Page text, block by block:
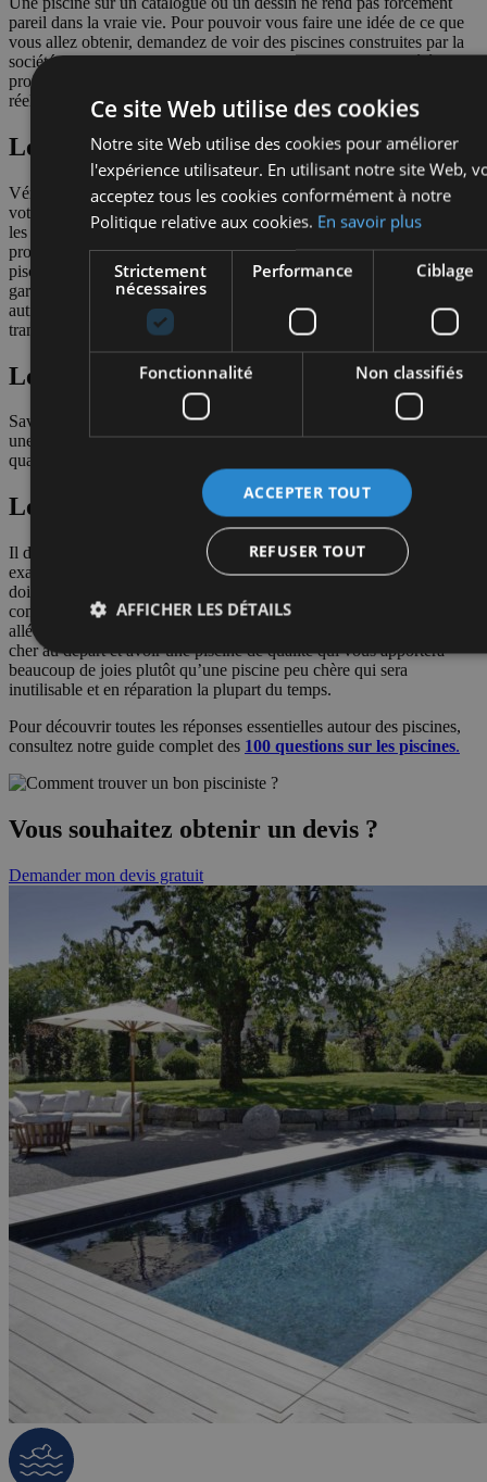
pareil dans la vraie vie. Pour pouvoir vous faire une idée de ce que
vous allez obtenir, demandez de voir des piscines construites par la
société, en vrai ou en photos. Vous pourrez observer la variété des
propositions et la qualité du produit final dans un environnement
réel.
Les garanties
Vérifiez les garanties proposées par le pisciniste. Vous voulez que
votre piscine dure longtemps et ne pas avoir à payer des réparations
les années qui suivent la construction. La garantie décennale vous
protégera des défauts possibles les dix premières années. Avec
piscine.be, la structure, l’étanchéité du bassin et les margelles sont
garanties 10 ans par Allianz. La pompe, le système de filtration et
autres accessoires sont garantis 3 ans.
Vous pouvez plonger
tranquille !
Le SAV
Savoir vers qui se tourner en cas de problème et pouvoir compter sur
une intervention rapide, c’est important. Surtout en plein mois d’août
quand tous vos enfants sont là pour les vacances !
Le devis
Il doit être précis et détaillé poste par poste pour pouvoir savoir
exactement ce que vous allez obtenir. Les délais de réalisation
doivent être précisés. Tout doit être compris dedans pour pouvoir
comparer plusieurs propositions. Méfiez-vous des offres trop
alléchantes. La qualité a un prix, il vaut mieux payer un peu plus
cher au départ et avoir une piscine de qualité qui vous apportera
beaucoup de joies plutôt qu’une piscine peu chère qui sera
inutilisable et en réparation la plupart du temps.
Pour découvrir toutes les réponses essentielles autour des piscines,
consultez notre guide complet des 100 questions sur les piscines.
Vous souhaitez obtenir un devis ?
Demander mon devis gratuit
Ce site Web utilise des cookies
Notre site Web utilise des cookies pour améliorer
l'expérience utilisateur. En utilisant notre site Web,
acceptez tous les cookies conformément à notre
Politique relative aux cookies. En savoir plus
Strictement
nécessaires
Performance Ciblage
Fonctionnalité Non classifiés
ACCEPTER TOUT
REFUSER TOUT
AFFICHER LES DÉTAILS